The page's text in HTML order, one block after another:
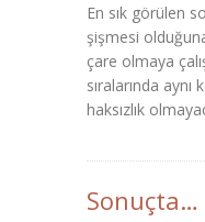
En sık görülen
şişmesi
çare olmaya
sıralarında
haksızlık
Sonuçta…